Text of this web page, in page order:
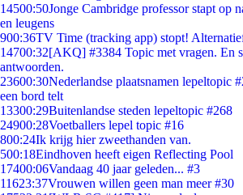
14500:50Jonge Cambridge professor stapt op
en leugens
900:36TV Time (tracking app) stopt!
14700:32[AKQ] #3384 Topic met vragen. En
antwoorden.
23600:30Nederlandse plaatsnamen lepeltopic
een bord telt
13300:29Buitenlandse steden lepeltopic #268
24900:28Voetballers lepel topic #16
800:24Ik krijg hier zweethanden van.
500:18Eindhoven heeft eigen Reflecting Pool
17400:06Vandaag 40 jaar geleden... #3
11623:37Vrouwen willen geen man meer #30